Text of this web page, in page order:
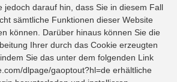
jedoch darauf hin, dass Sie in diesem Fall
sämtliche Funktionen dieser Website
können. Darüber hinaus können Sie die
Ihrer durch das Cookie erzeugten
Sie das unter dem folgenden Link
dlpage/gaoptout?hl=de erhältliche